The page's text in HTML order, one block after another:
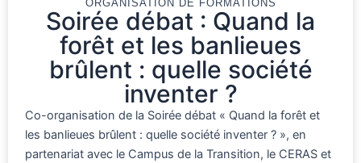
ORGANISATION DE FORMATIONS
Soirée débat : Quand la
forêt et les banlieues
brûlent : quelle société
inventer ?
Co-organisation de la Soirée débat « Quand la forêt et
les banlieues brûlent : quelle société inventer ? », en
partenariat avec le Campus de la Transition, le CERAS et